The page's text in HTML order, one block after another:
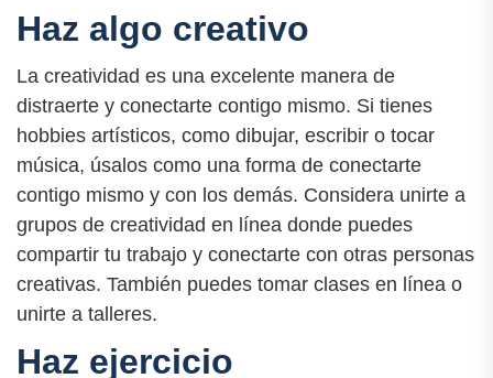
Haz algo creativo
La creatividad es una excelente manera de
distraerte y conectarte contigo mismo. Si tienes
hobbies artísticos, como dibujar, escribir o tocar
música, úsalos como una forma de conectarte
contigo mismo y con los demás. Considera unirte a
grupos de creatividad en línea donde puedes
compartir tu trabajo y conectarte con otras personas
creativas. También puedes tomar clases en línea o
unirte a talleres.
Haz ejercicio